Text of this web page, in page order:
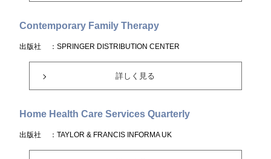
Contemporary Family Therapy
出版社 ：SPRINGER DISTRIBUTION CENTER
詳しく見る
Home Health Care Services Quarterly
出版社 ：TAYLOR & FRANCIS INFORMA UK